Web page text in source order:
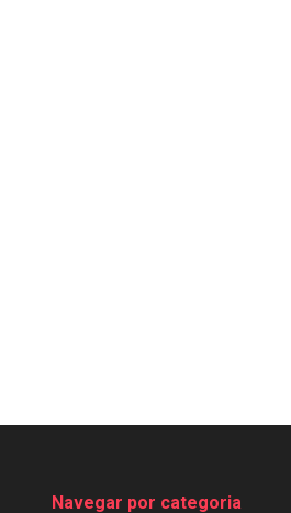
Navegar por categoria